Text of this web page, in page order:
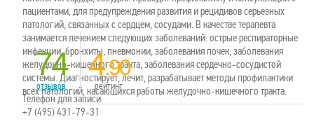
пациентами, для предупреждения развития и рецидивов серьезных
патологий, связанных с сердцем, сосудами. В качестве терапевта
занимается лечением следующих заболеваний: острые респираторные
инфекции, бронхиты, пневмонии, заболевания почек, заболевания
желудочно-кишечного тракта, заболевания сердечно-сосудистой
системы. Диагностирует, лечит, разрабатывает методы профилактики
всех патологий, касающихся работы желудочно-кишечного тракта.
74
отзывов
4.90
рейтинг
Телефон для записи:
+7 (495) 431-79-31